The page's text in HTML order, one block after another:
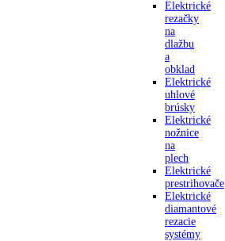
Elektrické
rezačky
na
dlažbu
a
obklad
Elektrické
uhlové
brúsky
Elektrické
nožnice
na
plech
Elektrické
prestrihovače
Elektrické
diamantové
rezacie
systémy